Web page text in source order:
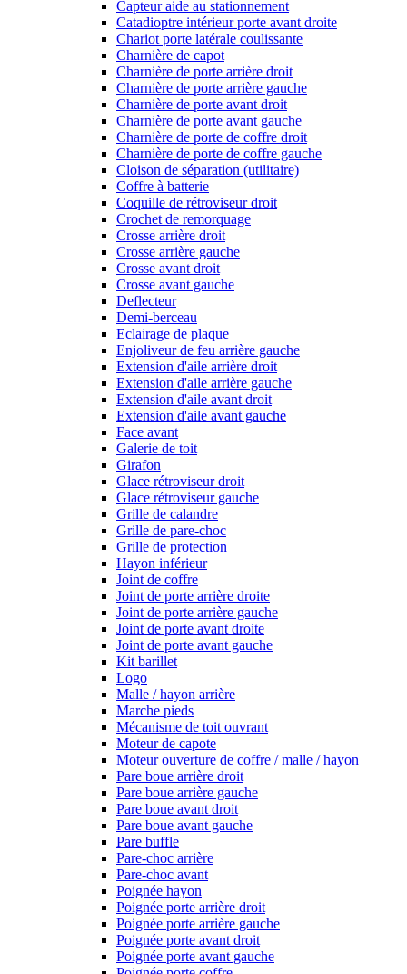
Capteur aide au stationnement
Catadioptre intérieur porte avant droite
Chariot porte latérale coulissante
Charnière de capot
Charnière de porte arrière droit
Charnière de porte arrière gauche
Charnière de porte avant droit
Charnière de porte avant gauche
Charnière de porte de coffre droit
Charnière de porte de coffre gauche
Cloison de séparation (utilitaire)
Coffre à batterie
Coquille de rétroviseur droit
Crochet de remorquage
Crosse arrière droit
Crosse arrière gauche
Crosse avant droit
Crosse avant gauche
Deflecteur
Demi-berceau
Eclairage de plaque
Enjoliveur de feu arrière gauche
Extension d'aile arrière droit
Extension d'aile arrière gauche
Extension d'aile avant droit
Extension d'aile avant gauche
Face avant
Galerie de toit
Girafon
Glace rétroviseur droit
Glace rétroviseur gauche
Grille de calandre
Grille de pare-choc
Grille de protection
Hayon inférieur
Joint de coffre
Joint de porte arrière droite
Joint de porte arrière gauche
Joint de porte avant droite
Joint de porte avant gauche
Kit barillet
Logo
Malle / hayon arrière
Marche pieds
Mécanisme de toit ouvrant
Moteur de capote
Moteur ouverture de coffre / malle / hayon
Pare boue arrière droit
Pare boue arrière gauche
Pare boue avant droit
Pare boue avant gauche
Pare buffle
Pare-choc arrière
Pare-choc avant
Poignée hayon
Poignée porte arrière droit
Poignée porte arrière gauche
Poignée porte avant droit
Poignée porte avant gauche